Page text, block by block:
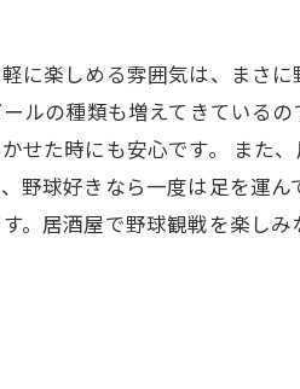
に楽しめる雰囲気は、まさ
ルの種類も増えてきている
せた時にも安心です。 また
球好きなら一度は足を運
。居酒屋で野球観戦を楽し